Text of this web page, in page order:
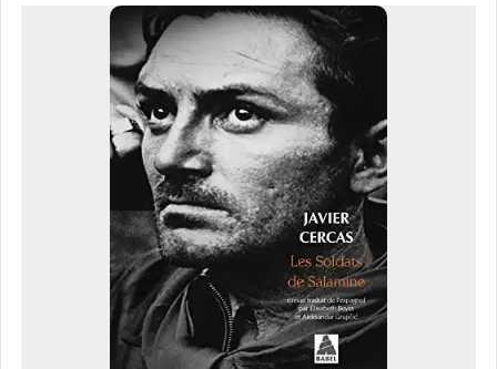
Centre de Soin
Interprétariat
Ressources